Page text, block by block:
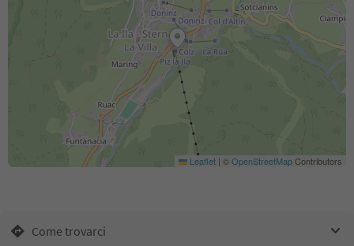
Leaflet | ©OpenStreetMapContributors
Come trovarci